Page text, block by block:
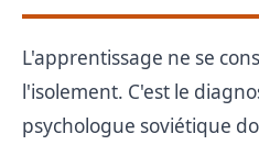
L'apprentissage ne se
l'isolement. C'est le
psychologue soviétique